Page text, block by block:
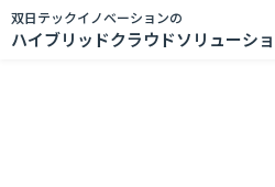
双日テックイノベーションの
ハイブリッドクラウドソリューシ